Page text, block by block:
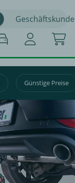
Geschäftskunde
Günstige Preise